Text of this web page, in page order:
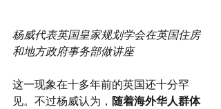
杨威代表英国皇家规划学会在英国住房
和地方政府事务部做讲座
这一现象在十多年前的英国还十分罕
见。不过杨威认为， 随着海外华人群体